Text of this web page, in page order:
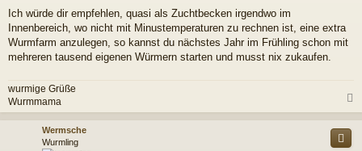
Ich würde dir empfehlen, quasi als Zuchtbecken irgendwo im
Innenbereich, wo nicht mit Minustemperaturen zu rechnen ist, eine extra
Wurmfarm anzulegen, so kannst du nächstes Jahr im Frühling schon mit
mehreren tausend eigenen Würmern starten und musst nix zukaufen.
wurmige Grüße
Wurmmama
a
Wermsche
Wurmling